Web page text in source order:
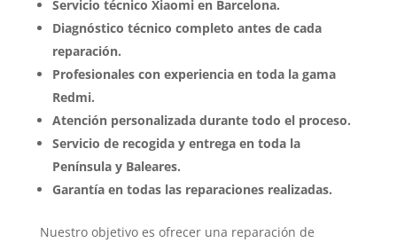
Servicio técnico Xiaomi en Barcelona.
Diagnóstico técnico completo antes de cada
reparación.
Profesionales con experiencia en toda la gama
Redmi.
Atención personalizada durante todo el proceso.
Servicio de recogida y entrega en toda la
Península y Baleares.
Garantía en todas las reparaciones realizadas.
Nuestro objetivo es ofrecer una reparación de